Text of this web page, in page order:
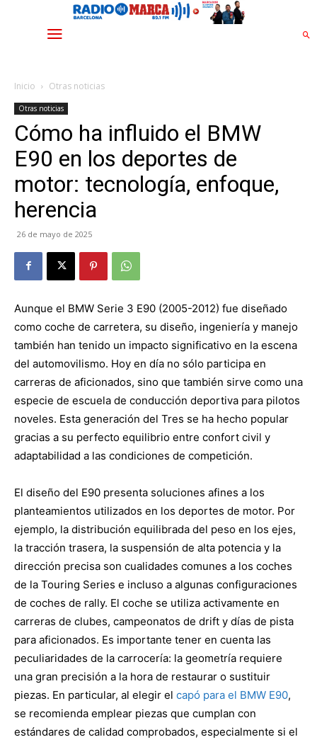
Inicio Otras noticias
Otras noticias
Cómo ha influido el BMW
E90 en los deportes de
motor: tecnología, enfoque,
herencia
26 de mayo de 2025
Aunque el BMW Serie 3 E90 (2005-2012) fue diseñado
como coche de carretera, su diseño, ingeniería y manejo
también han tenido un impacto significativo en la escena
del automovilismo. Hoy en día no sólo participa en
carreras de aficionados, sino que también sirve como una
especie de escuela de conducción deportiva para pilotos
noveles. Esta generación del Tres se ha hecho popular
gracias a su perfecto equilibrio entre confort civil y
adaptabilidad a las condiciones de competición.
El diseño del E90 presenta soluciones afines a los
planteamientos utilizados en los deportes de motor. Por
ejemplo, la distribución equilibrada del peso en los ejes,
la tracción trasera, la suspensión de alta potencia y la
dirección precisa son cualidades comunes a los coches
de la Touring Series e incluso a algunas configuraciones
de coches de rally. El coche se utiliza activamente en
carreras de clubes, campeonatos de drift y días de pista
para aficionados. Es importante tener en cuenta las
peculiaridades de la carrocería: la geometría requiere
una gran precisión a la hora de restaurar o sustituir
piezas. En particular, al elegir el capó para el BMW E90,
se recomienda emplear piezas que cumplan con
estándares de calidad comprobados, especialmente si el